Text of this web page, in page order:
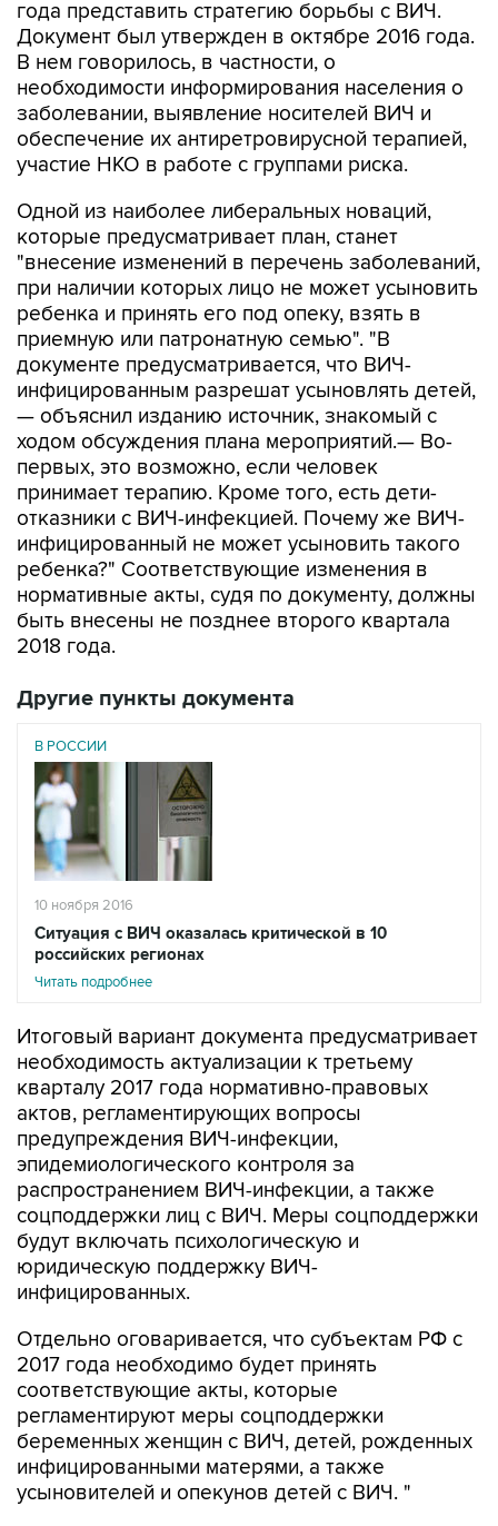
года представить стратегию борьбы с ВИЧ.
Документ был утвержден в октябре 2016 года.
В нем говорилось, в частности, о
необходимости информирования населения о
заболевании, выявление носителей ВИЧ и
обеспечение их антиретровирусной терапией,
участие НКО в работе с группами риска.
Одной из наиболее либеральных новаций,
которые предусматривает план, станет
"внесение изменений в перечень заболеваний,
при наличии которых лицо не может усыновить
ребенка и принять его под опеку, взять в
приемную или патронатную семью". "В
документе предусматривается, что ВИЧ-
инфицированным разрешат усыновлять детей,
— объяснил изданию источник, знакомый с
ходом обсуждения плана мероприятий.— Во-
первых, это возможно, если человек
принимает терапию. Кроме того, есть дети-
отказники с ВИЧ-инфекцией. Почему же ВИЧ-
инфицированный не может усыновить такого
ребенка?" Соответствующие изменения в
нормативные акты, судя по документу, должны
быть внесены не позднее второго квартала
2018 года.
Другие пункты документа
В РОССИИ
10 ноября 2016
Ситуация с ВИЧ оказалась критической в 10
российских регионах
Читать подробнее
Итоговый вариант документа предусматривает
необходимость актуализации к третьему
кварталу 2017 года нормативно-правовых
актов, регламентирующих вопросы
предупреждения ВИЧ-инфекции,
эпидемиологического контроля за
распространением ВИЧ-инфекции, а также
соцподдержки лиц с ВИЧ. Меры соцподдержки
будут включать психологическую и
юридическую поддержку ВИЧ-
инфицированных.
Отдельно оговаривается, что субъектам РФ с
2017 года необходимо будет принять
соответствующие акты, которые
регламентируют меры соцподдержки
беременных женщин с ВИЧ, детей, рожденных
инфицированными матерями, а также
усыновителей и опекунов детей с ВИЧ. "